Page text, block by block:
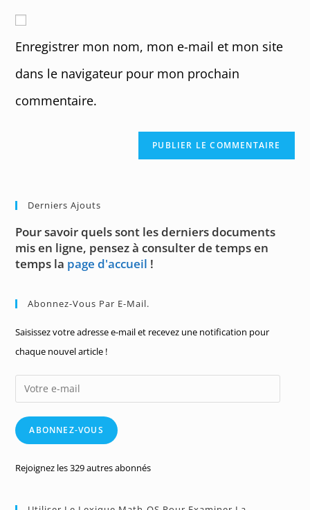
comment
to
website
(optional)
Enregistrer mon nom, mon e-mail et mon site
dans le navigateur pour mon prochain
commentaire.
Derniers Ajouts
Pour savoir quels sont les derniers documents
mis en ligne, pensez à consulter de temps en
temps la page d'accueil !
Abonnez-Vous Par E-Mail.
Saisissez votre adresse e-mail et recevez une notification pour
chaque nouvel article !
Votre
e-
mailABONNEZ-VOUS
Rejoignez les 329 autres abonnés